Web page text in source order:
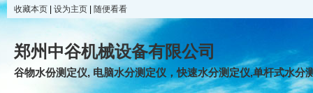
收藏本页 设为主页 随便看看
郑州中谷机械设备有限公司
谷物水份测定仪, 电脑水分测定仪，快速水分测定仪,单杆式水分